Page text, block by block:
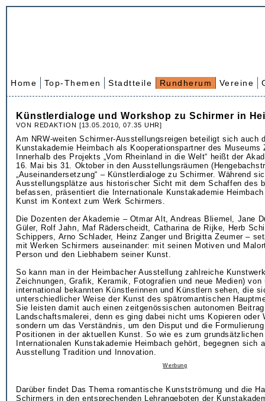
Home Top-Themen Stadtteile Rundherum Vereine
Künstlerdialoge und Workshop zu Schirmer in
VON REDAKTION [13.05.2010, 07.35 UHR]
Am NRW-weiten Schirmer-Ausstellungsreigen beteiligt sich auch
Kunstakademie Heimbach als Kooperationspartner des
Innerhalb des Projekts „Vom Rheinland in die Welt“ heißt der
16. Mai bis 31. Oktober in den Ausstellungsräumen
„Auseinandersetzung“ – Künstlerdialoge zu Schirmer. Während
Ausstellungsplätze aus historischer Sicht mit dem Schaffen des
befassen, präsentiert die Internationale Kunstakademie
Kunst im Kontext zum Werk Schirmers.
Die Dozenten der Akademie – Otmar Alt, Andreas Bliemel, Jane
Güler, Rolf Jahn, Maf Räderscheidt, Catharina de Rijke, Herb
Schippers, Arno Schlader, Heinz Zanger und Brigitta Zeumer –
mit Werken Schirmers auseinander: mit seinen Motiven und
Person und den Liebhabern seiner Kunst.
So kann man in der Heimbacher Ausstellung zahlreiche
Zeichnungen, Grafik, Keramik, Fotografien und neue Medien) von
international bekannten Künstlerinnen und Künstlern sehen, die
unterschiedlicher Weise der Kunst des spätromantischen
Sie leisten damit auch einen zeitgenössischen autonomen
Landschaftsmalerei, denn es ging dabei nicht ums Kopieren oder
sondern um das Verständnis, um den Disput und die
Positionen in der aktuellen Kunst. So wie es zum grundsätzlichen
Internationalen Kunstakademie Heimbach gehört, begegnen sich
Ausstellung Tradition und Innovation.
Werbung
Darüber findet Das Thema romantische Kunstströmung und die
Schirmers in den entsprechenden Lehrangeboten der